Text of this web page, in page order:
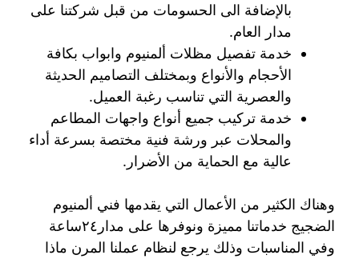
بالإضافة الى الحسومات من قبل شركتنا على
مدار العام.
خدمة تفصيل مظلات ألمنيوم وابواب بكافة
الأحجام والأنواع وبمختلف التصاميم الحديثة
والعصرية التي تناسب رغبة العميل.
خدمة تركيب جميع أنواع واجهات المطاعم
والمحلات عبر ورشة فنية مختصة بسرعة أداء
عالية مع الحماية من الأضرار.
وهناك الكثير من الأعمال التي يقدمها فني ألمنيوم
الضجيج خدماتنا مميزة ونوفرها على مدار٢٤ساعة
وفي المناسبات وذلك يرجع لنظام عملنا المرن ماذا